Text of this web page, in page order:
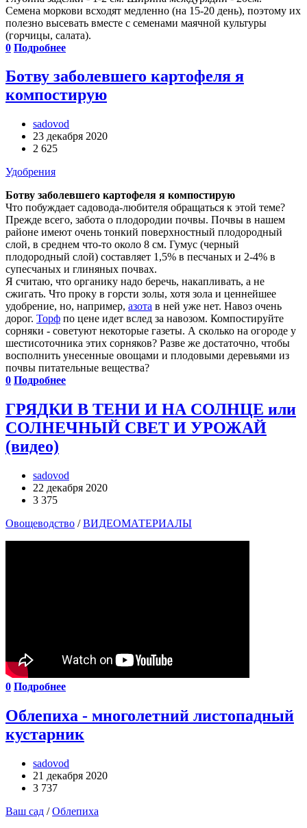
Семена моркови всходят медленно (на 15-20 день), поэтому их
полезно высевать вместе с семенами маячной культуры
(горчицы, салата).
0 Подробнее
Ботву заболевшего картофеля я
компостирую
sadovod
23 декабря 2020
2 625
Удобрения
Ботву заболевшего картофеля я компостирую
Что побуждает садовода-любителя обращаться к этой теме?
Прежде всего, забота о плодородии почвы. Почвы в нашем
районе имеют очень тонкий поверхностный плодородный
слой, в среднем что-то около 8 см. Гумус (черный
плодородный слой) составляет 1,5% в песчаных и 2-4% в
супесчаных и глиняных почвах.
Я считаю, что органику надо беречь, накапливать, а не
сжигать. Что проку в горсти золы, хотя зола и ценнейшее
удобрение, но, например, азота в ней уже нет. Навоз очень
дорог. Торф по цене идет вслед за навозом. Компостируйте
сорняки - советуют некоторые газеты. А сколько на огороде у
шестисоточника этих сорняков? Разве же достаточно, чтобы
восполнить унесенные овощами и плодовыми деревьями из
почвы питательные вещества?
0 Подробнее
ГРЯДКИ В ТЕНИ И НА СОЛНЦЕ или
СОЛНЕЧНЫЙ СВЕТ И УРОЖАЙ
(видео)
sadovod
22 декабря 2020
3 375
Овощеводство /ВИДЕОМАТЕРИАЛЫ
0 Подробнее
Облепиха - многолетний листопадный
кустарник
sadovod
21 декабря 2020
3 737
Ваш сад /Облепиха